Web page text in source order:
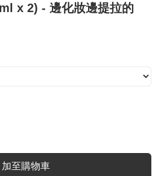
x 2) - 邊化妝邊提拉的
加至購物車